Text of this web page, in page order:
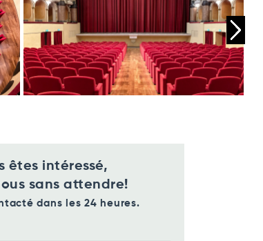
êtes intéressé,
sans attendre!
dans les 24 heures.